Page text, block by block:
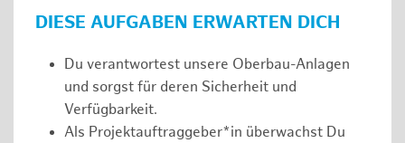
DIESE AUFGABEN ERWARTEN DICH
Du verantwortest unsere Oberbau-Anlagen
und sorgst für deren Sicherheit und
Verfügbarkeit.
Als Projektauftraggeber*in überwachst Du